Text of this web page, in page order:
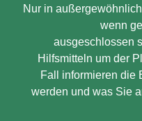
Nur in
wenn
ausgeschlossen
Hilfsmitteln um der
Fall informieren die
werden und was Sie